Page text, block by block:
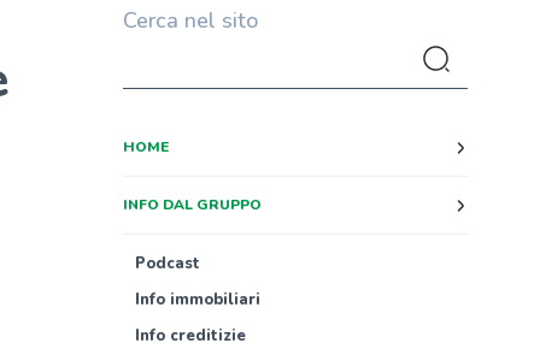
Cerca nel sito
HOME
INFO DAL GRUPPO
Podcast
Info immobiliari
Info creditizie